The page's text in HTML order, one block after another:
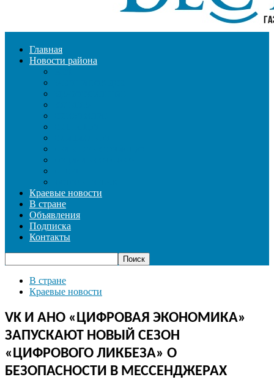
Главная
Новости района
Краевые новости
В стране
Объявления
Подписка
Контакты
В стране
Краевые новости
VK И АНО «ЦИФРОВАЯ ЭКОНОМИКА»
ЗАПУСКАЮТ НОВЫЙ СЕЗОН
«ЦИФРОВОГО ЛИКБЕЗА» О
БЕЗОПАСНОСТИ В МЕССЕНДЖЕРАХ